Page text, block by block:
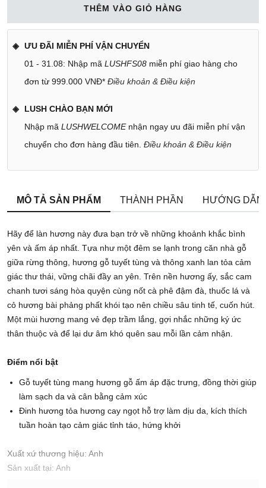
THÊM VÀO GIỎ HÀNG
ƯU ĐÃI MIỄN PHÍ VẬN CHUYỂN
01 - 31.08: Nhập mã LUSHFS08 miễn phí giao hàng cho
đơn từ 999.000 VNĐ* Điều khoản & Điều kiện
LUSH CHÀO BẠN MỚI
Nhập mã LUSHWELCOMEnhận ngay ưu đãi miễn phí vận
chuyển cho đơn hàng đầu tiên. Điều khoản & Điều kiện
MÔ TẢ SẢN PHẨM THÀNH PHẦN HƯỚNG
Hãy để làn hương này đưa bạn trở về những khoảnh khắc bình
yên và ấm áp nhất. Tựa như một đêm se lạnh trong căn nhà gỗ
giữa rừng thông, hương gỗ tuyết tùng và thông xanh lan tỏa cảm
giác thư thái, vững chãi đầy an yên. Trên nền hương ấy, sắc cam
chanh tươi sáng hòa quyện cùng nốt cà phê đậm đà, thuốc lá và
cỏ hương bài phảng phất khói tạo nên chiều sâu tinh tế, cuốn hút.
Một mùi hương mang vẻ đẹp trầm lắng, gợi nhắc những ký ức
thân thuộc và để lại dư âm khó quên sau mỗi lần cảm nhận.
Điểm nổi bật
Gỗ tuyết tùng mang hương gỗ ấm áp đặc trưng, đồng thời giúp
làm sạch da và cân bằng cảm xúc
Đinh hương tỏa hương cay ngọt hỗ trợ làm dịu da, kích thích
tuần hoàn tạo cảm giác tỉnh táo, hứng khởi
Xuất xứ thương hiệu: Anh
Sản xuất tại: Anh